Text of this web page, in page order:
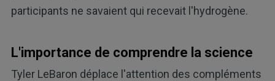
participants ne savaient qui recevait l'hydrogène.
L'importance de comprendre la science
Tyler LeBaron déplace l'attention des compléments